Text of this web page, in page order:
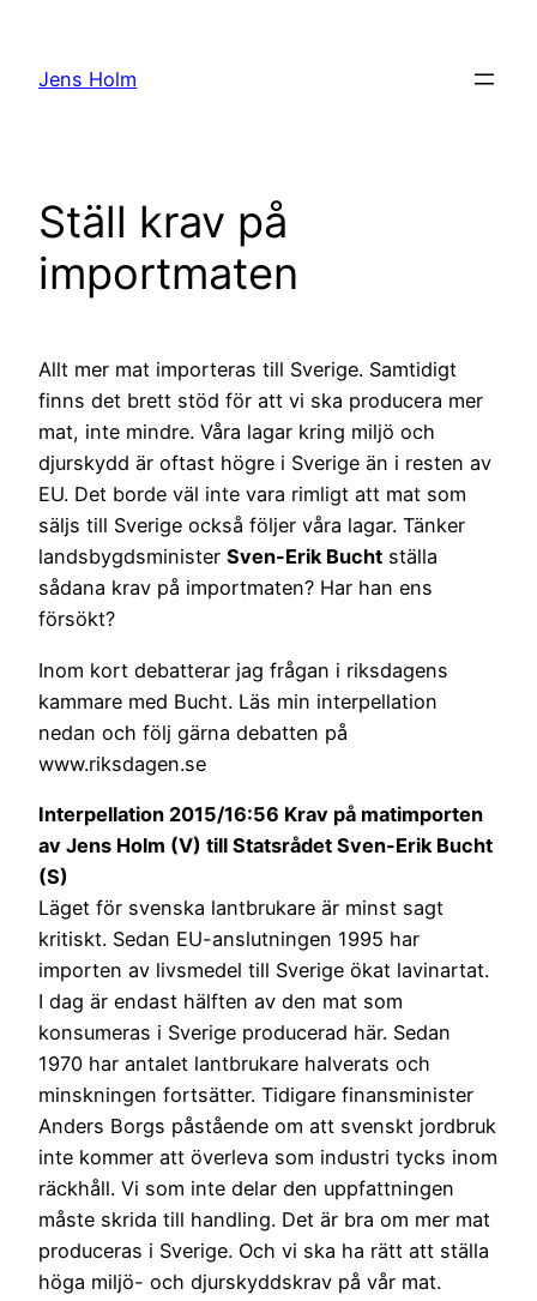
innehåll
Jens Holm
Ställ krav på
importmaten
Allt mer mat importeras till Sverige. Samtidigt
finns det brett stöd för att vi ska producera mer
mat, inte mindre. Våra lagar kring miljö och
djurskydd är oftast högre i Sverige än i resten av
EU. Det borde väl inte vara rimligt att mat som
säljs till Sverige också följer våra lagar. Tänker
landsbygdsminister Sven-Erik Bucht ställa
sådana krav på importmaten? Har han ens
försökt?
Inom kort debatterar jag frågan i riksdagens
kammare med Bucht. Läs min interpellation
nedan och följ gärna debatten på
www.riksdagen.se
Interpellation 2015/16:56 Krav på matimporten
av Jens Holm (V) till Statsrådet Sven-Erik Bucht
(S)
Läget för svenska lantbrukare är minst sagt
kritiskt. Sedan EU-anslutningen 1995 har
importen av livsmedel till Sverige ökat lavinartat.
I dag är endast hälften av den mat som
konsumeras i Sverige producerad här. Sedan
1970 har antalet lantbrukare halverats och
minskningen fortsätter. Tidigare finansminister
Anders Borgs påstående om att svenskt jordbruk
inte kommer att överleva som industri tycks inom
räckhåll. Vi som inte delar den uppfattningen
måste skrida till handling. Det är bra om mer mat
produceras i Sverige. Och vi ska ha rätt att ställa
höga miljö- och djurskyddskrav på vår mat.